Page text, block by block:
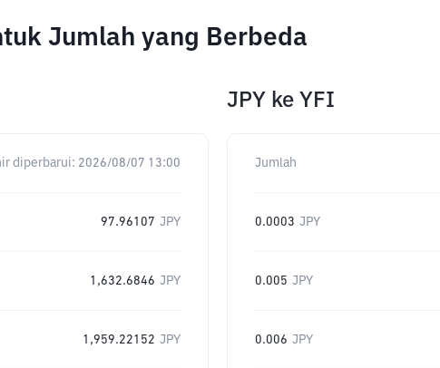
Jumlah yang Berbeda
diperbarui: 2026/08/07 13:00
97.96107 JPY
1,632.6846 JPY
1,959.22152 JPY
JPY ke YFI
Jumlah
0.0003 JPY
0.005 JPY
0.006 JPY